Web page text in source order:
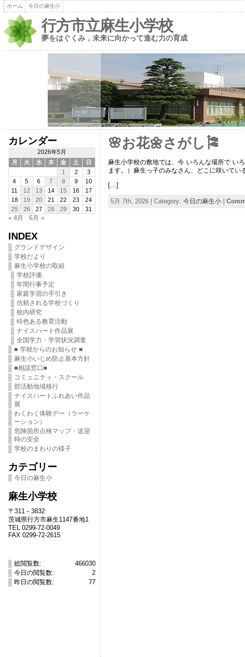
ホーム 今日の麻生小
行方市立麻生小学校
夢をはぐくみ，未来に向かって進む力の育成
カレンダー
2026年5月
月
火 水 木 金 土
日
1
2
3
4
5 6 7 8 9
10
11
12 13 14 15 16
17
18
19 20 21 22 23
24
25
26 27 28 29 30 31
« 4月 6月 »
INDEX
グランドデザイン
学校だより
麻生小学校の取組
学校評価
年間行事予定
家庭学習の手引き
信頼される学校づくり
校内研究
特色ある教育活動
ナイスハート作品展
全国学力・学習状況調査
■ 学校からのお知らせ ■
麻生小いじめ防止基本方針
■相談窓口■
コミュニティ・スクール
部活動地域移行
ナイスハートふれあい作品
展
わくわく体験デー（ラーケ
ーション）
危険箇所点検マップ・送迎
時の安全
学校のまわりの様子
カテゴリー
今日の麻生小
麻生小学校
〒311－3832
茨城県行方市麻生1147番地1
TEL 0299-72-0049
FAX 0299-72-2615
466030
総閲覧数:
2
今日の閲覧数:
77
昨日の閲覧数:
🌸お花🌼さがし🎏
麻生小学校の敷地では、今 いろんな場所で い
ます。）麻生っ子のみなさん、どこに咲いてい
[…]
5月 7th, 2026 | Category: 今日の麻生小|